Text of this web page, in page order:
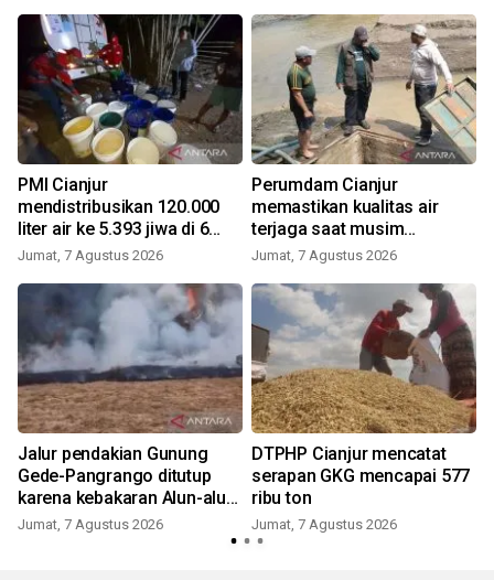
PMI Cianjur
mendistribusikan 120.000
liter air ke 5.393 jiwa di 6
kecamatan
Jumat, 7 Agustus 2026
Perumdam Cianjur
memastikan kualitas air
terjaga saat musim
kemarau
Jumat, 7 Agustus 2026
Jalur pendakian Gunung
Gede-Pangrango ditutup
karena kebakaran Alun-alun
Suryakancana
Jumat, 7 Agustus 2026
DTPHP Cianjur mencatat
serapan GKG mencapai 577
ribu ton
Jumat, 7 Agustus 2026